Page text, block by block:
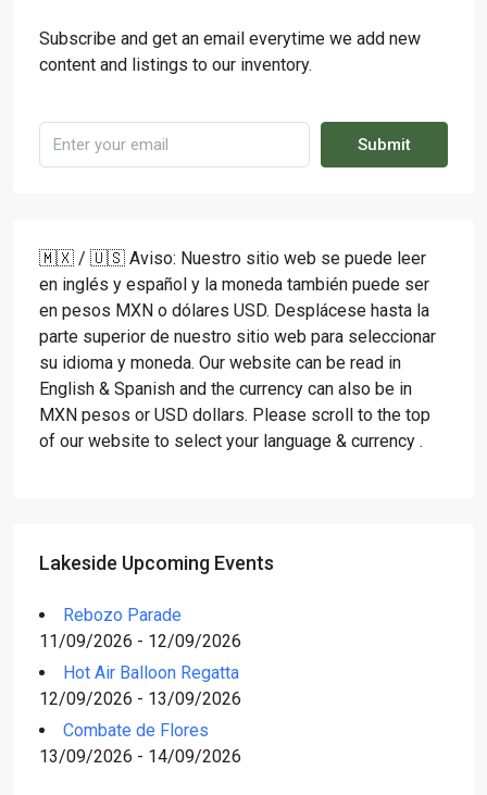
Subscribe and get an email everytime we add new
content and listings to our inventory.
Submit
🇲🇽 / 🇺🇸 Aviso: Nuestro sitio web se puede leer
en inglés y español y la moneda también puede ser
en pesos MXN o dólares USD. Desplácese hasta la
parte superior de nuestro sitio web para seleccionar
su idioma y moneda. Our website can be read in
English & Spanish and the currency can also be in
MXN pesos or USD dollars. Please scroll to the top
of our website to select your language & currency .
Lakeside Upcoming Events
Rebozo Parade
11/09/2026 - 12/09/2026
Hot Air Balloon Regatta
12/09/2026 - 13/09/2026
Combate de Flores
13/09/2026 - 14/09/2026